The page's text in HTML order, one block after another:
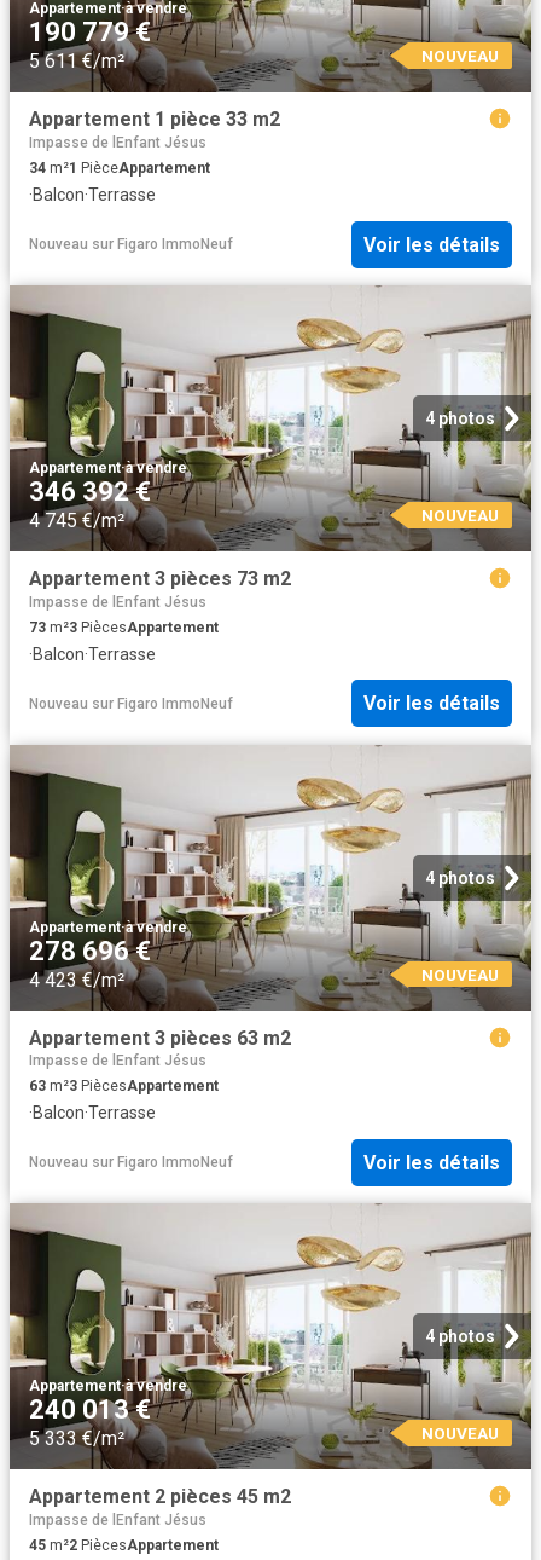
Appartement·à vendre
190 779 €
5 611 €/m² NOUVEAU
Appartement 1 pièce 33 m2
Impasse de lEnfant Jésus
34 m²1 PièceAppartement
·Balcon·Terrasse
Nouveau sur Figaro ImmoNeuf Voir les détails
4 photos
Appartement·à vendre
346 392 €
4 745 €/m² NOUVEAU
Appartement 3 pièces 73 m2
Impasse de lEnfant Jésus
73 m²3 PiècesAppartement
·Balcon·Terrasse
Nouveau sur Figaro ImmoNeuf Voir les détails
4 photos
Appartement·à vendre
278 696 €
4 423 €/m² NOUVEAU
Appartement 3 pièces 63 m2
Impasse de lEnfant Jésus
63 m²3 PiècesAppartement
·Balcon·Terrasse
Nouveau sur Figaro ImmoNeuf Voir les détails
4 photos
Appartement·à vendre
240 013 €
5 333 €/m² NOUVEAU
Appartement 2 pièces 45 m2
Impasse de lEnfant Jésus
45 m²2 PiècesAppartement